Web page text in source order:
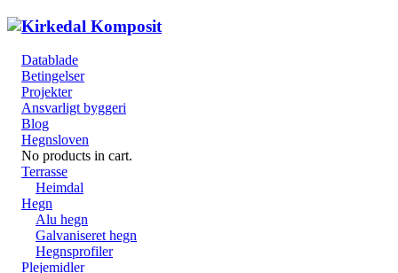
Datablade
Betingelser
Projekter
Ansvarligt byggeri
Blog
Hegnsloven
No products in cart.
Terrasse
Heimdal
Hegn
Alu hegn
Galvaniseret hegn
Hegnsprofiler
Plejemidler